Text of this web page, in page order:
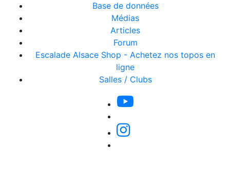
Base de données
Médias
Articles
Forum
Escalade Alsace Shop - Achetez nos topos en
ligne
Salles / Clubs